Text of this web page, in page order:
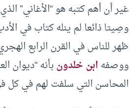
غير أن أهم كتبه هو “الأغاني”
وصِيتا ذائعا لم ينله كتاب في
ظهر للناس في القرن الرابع
ووصفهابن خلدونبأنه “ديوان
المحاسن التي سلفت لهم في كل